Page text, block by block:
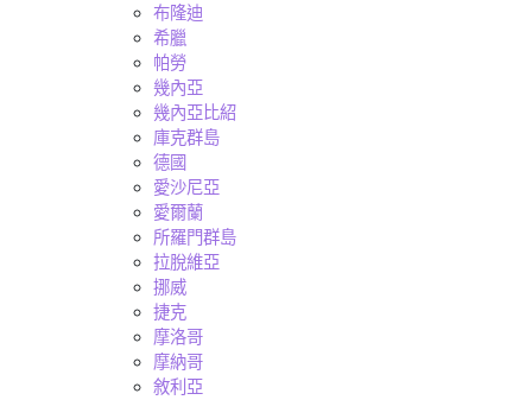
布隆迪
希臘
帕勞
幾內亞
幾內亞比紹
庫克群島
德國
愛沙尼亞
愛爾蘭
所羅門群島
拉脫維亞
挪威
捷克
摩洛哥
摩納哥
敘利亞